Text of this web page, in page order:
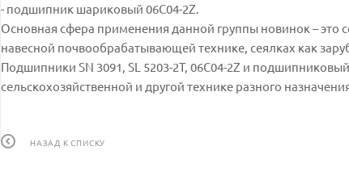
- подшипник шариковый 06С04-2Z.
Основная сфера применения данной группы новинок – это
навесной почвообрабатывающей технике, сеялках как
Подшипники SN 3091, SL 5203-2T, 06С04-2Z и
сельскохозяйственной и другой технике разного
НАЗАД К СПИСКУ